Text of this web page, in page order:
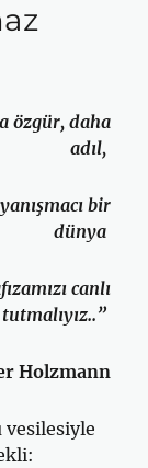
özgür, daha
adıl,
bir
dünya
canlı
tutmalıyız..”
vesilesiyle